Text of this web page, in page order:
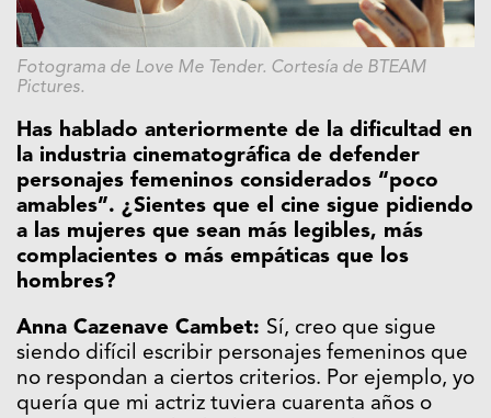
Fotograma de Love Me Tender. Cortesía de BTEAM
Pictures.
Has hablado anteriormente de la dificultad en
la industria cinematográfica de defender
personajes femeninos considerados “poco
amables”. ¿Sientes que el cine sigue pidiendo
a las mujeres que sean más legibles, más
complacientes o más empáticas que los
hombres?
Anna Cazenave Cambet: Sí, creo que sigue
siendo difícil escribir personajes femeninos que
no respondan a ciertos criterios. Por ejemplo, yo
quería que mi actriz tuviera cuarenta años o